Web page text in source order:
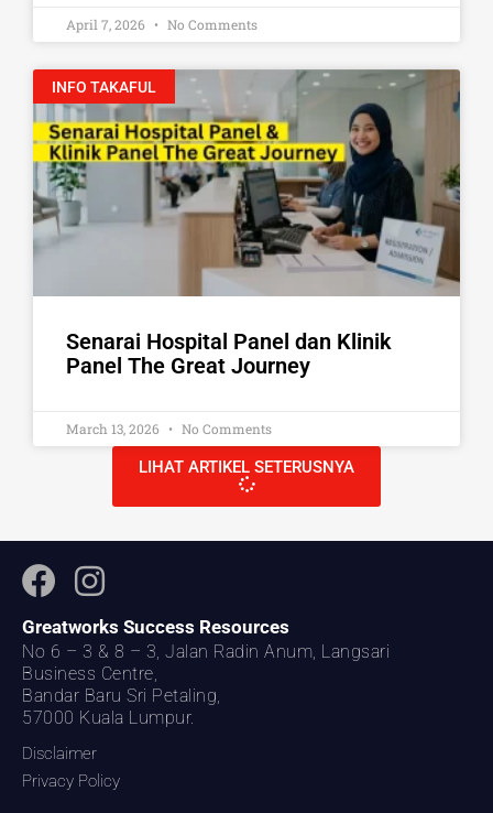
April 7, 2026 No Comments
INFO TAKAFUL
Senarai Hospital Panel dan Klinik
Panel The Great Journey
March 13, 2026 No Comments
LIHAT ARTIKEL SETERUSNYA
Greatworks Success Resources
No 6 – 3 & 8 – 3, Jalan Radin Anum, Langsari
Business Centre,
Bandar Baru Sri Petaling,
57000 Kuala Lumpur.
Disclaimer
Privacy Policy